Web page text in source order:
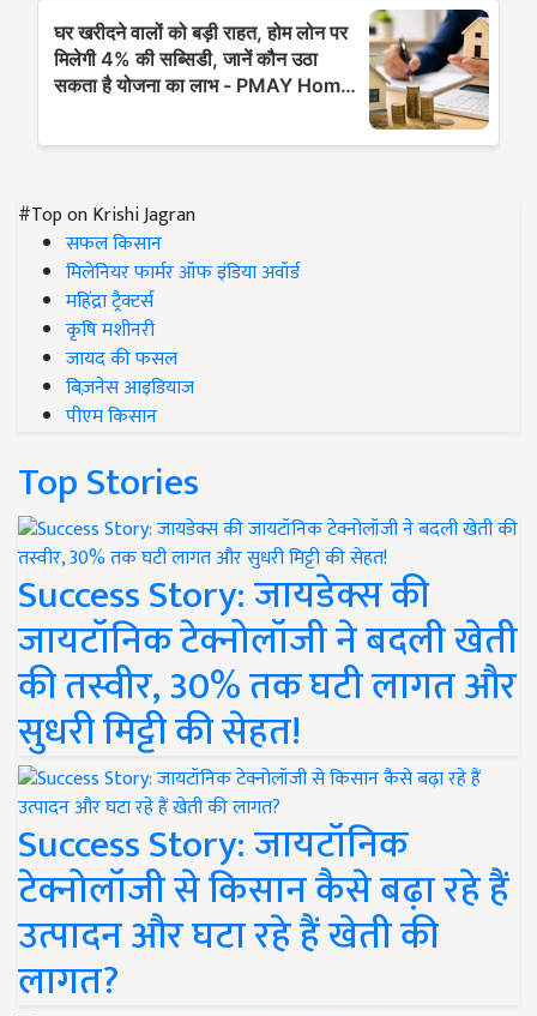
#Top on Krishi Jagran
सफल किसान
मिलेनियर फार्मर ऑफ इंडिया अवॉर्ड
महिंद्रा ट्रैक्टर्स
कृषि मशीनरी
जायद की फसल
बिज़नेस आइडियाज
पीएम किसान
Top Stories
Success Story: जायडेक्स की
जायटॉनिक टेक्नोलॉजी ने बदली खेती
की तस्वीर, 30% तक घटी लागत और
सुधरी मिट्टी की सेहत!
Success Story: जायटॉनिक
टेक्नोलॉजी से किसान कैसे बढ़ा रहे हैं
उत्पादन और घटा रहे हैं खेती की
लागत?